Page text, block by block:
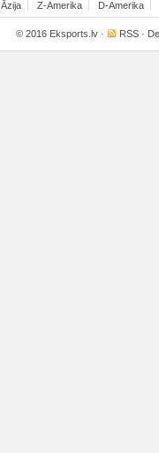
Āzija Z-Amerika D-Amerika
© 2016 Eksports.lv · RSS ·